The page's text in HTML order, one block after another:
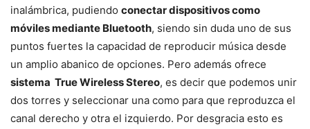
inalámbrica, pudiendo conectar dispositivos como
móviles mediante Bluetooth, siendo sin duda uno de sus
puntos fuertes la capacidad de reproducir música desde
un amplio abanico de opciones. Pero además ofrece
sistema True Wireless Stereo, es decir que podemos unir
dos torres y seleccionar una como para que reproduzca el
canal derecho y otra el izquierdo. Por desgracia esto es